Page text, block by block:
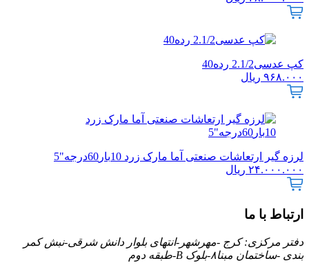
کپ عدسی2.1/2 رده40
۹۶۸.۰۰۰ ریال
لرزه گیر ارتعاشات صنعتی آما مارک زرد 10بار60درجه"5
۲۴.۰۰۰.۰۰۰ ریال
ارتباط با ما
دفتر مرکزی: کرج -مهرشهر-انتهای بلوار دانش شرقی-نبش کمر
بندی -ساختمان مبنا۸-بلوک B-طبقه دوم